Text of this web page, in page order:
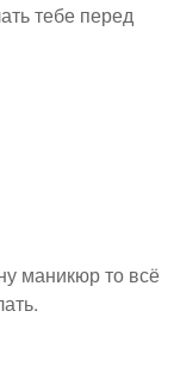
тебе перед
маникюр то всё